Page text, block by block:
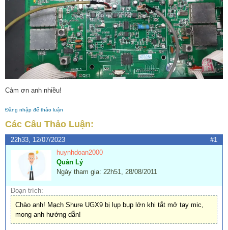
Cảm ơn anh nhiều!
Đăng nhập để thảo luận
Các Câu Thảo Luận:
22h33, 12/07/2023
#1
huynhdoan2000
Quản Lý
Ngày tham gia: 22h51, 28/08/2011
Đoạn trích:
Chào anh! Mạch Shure UGX9 bị lụp bụp lớn khi tắt mở tay mic,
mong anh hướng dẫn!